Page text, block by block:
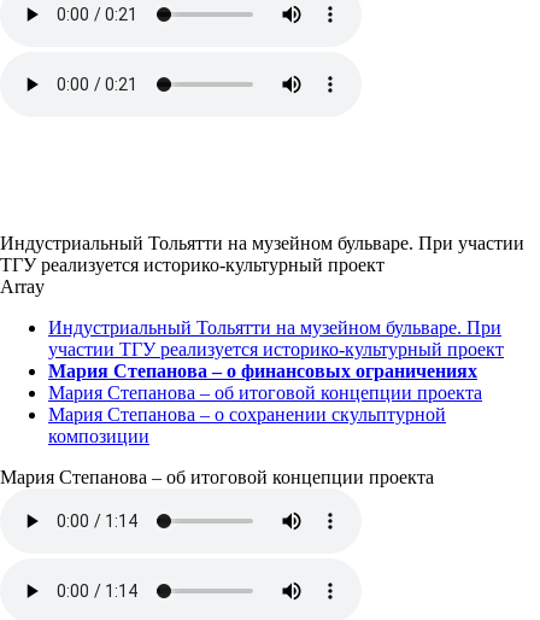
Индустриальный Тольятти на музейном бульваре. При участии
ТГУ реализуется историко-культурный проект
Array
Индустриальный Тольятти на музейном бульваре. При
участии ТГУ реализуется историко-культурный проект
Мария Степанова – о финансовых ограничениях
Мария Степанова – об итоговой концепции проекта
Мария Степанова – о сохранении скульптурной
композиции
Мария Степанова – об итоговой концепции проекта